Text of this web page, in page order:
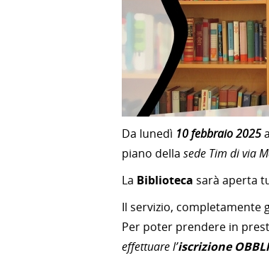
Da lunedì 10 febbraio 2025
piano della sede Tim di via
La Biblioteca sarà aperta
Il servizio, completamente
Per poter prendere in
effettuare l’iscrizione